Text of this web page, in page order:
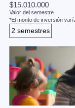
$15.010.000
Valor del semestre
*El monto de inversión
2 semestres